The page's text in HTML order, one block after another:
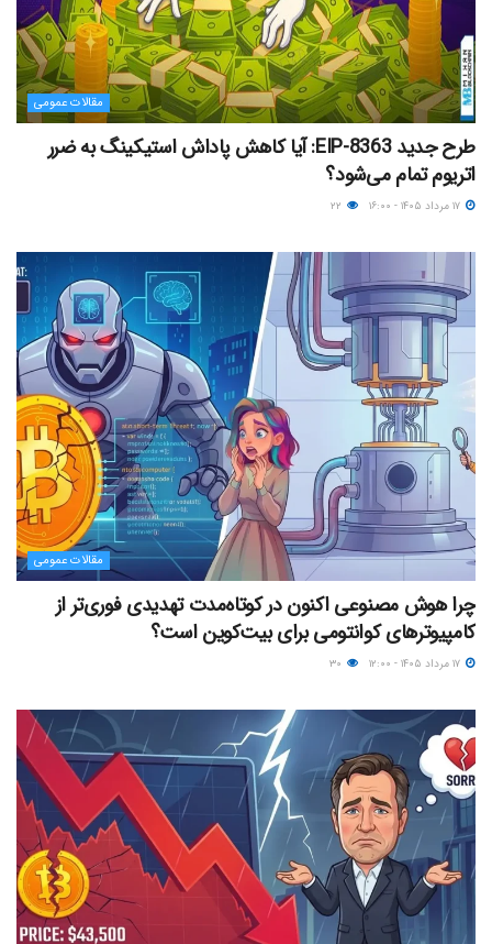
مقالات عمومی
طرح جدید EIP-8363: آیا کاهش پاداش استیکینگ به ضرر
اتریوم تمام می‌شود؟
مقالات عمومی
چرا هوش مصنوعی اکنون در کوتاه‌مدت تهدیدی فوری‌تر از
کامپیوترهای کوانتومی برای بیت‌کوین است؟